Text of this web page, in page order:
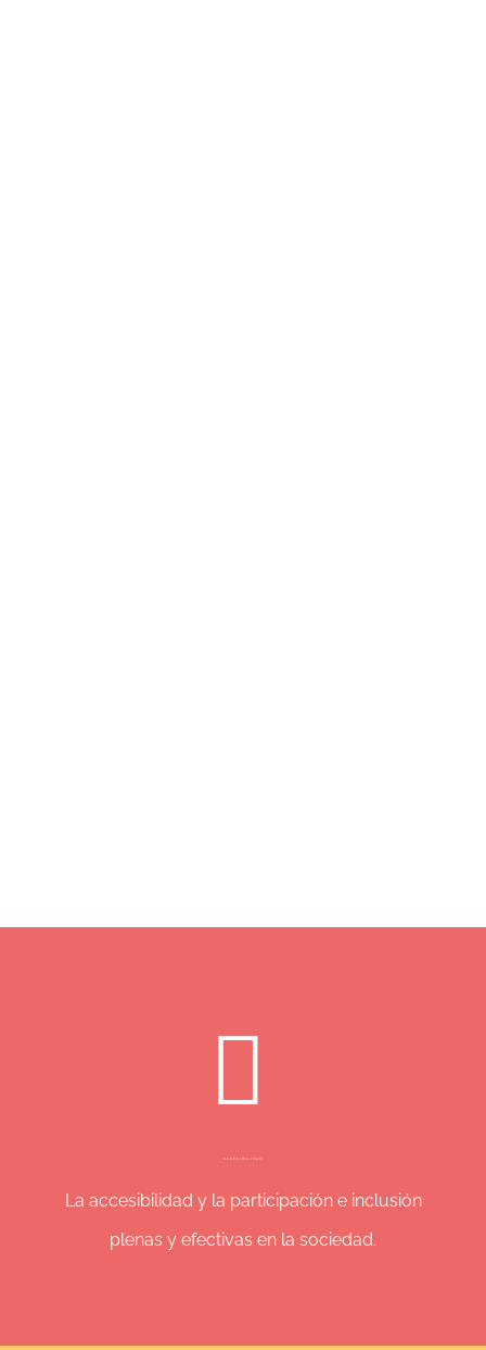
ACCESIBILIDAD
La accesibilidad y la participación e inclusión
plenas y efectivas en la sociedad.